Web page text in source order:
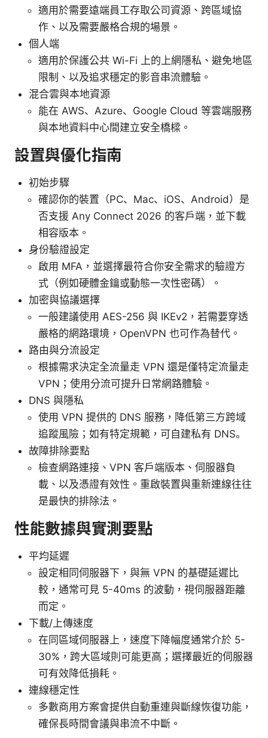
適用於需要遠端員工存取公司資源、跨區域協
作、以及需要嚴格合規的場景。
個人端
適用於保護公共 Wi-Fi 上的上網隱私、避免地區
限制、以及追求穩定的影音串流體驗。
混合雲與本地資源
能在 AWS、Azure、Google Cloud 等雲端服務
與本地資料中心間建立安全橋樑。
設置與優化指南
初始步驟
確認你的裝置（PC、Mac、iOS、Android）是
否支援 Any Connect 2026 的客戶端，並下載
相容版本。
身份驗證設定
啟用 MFA，並選擇最符合你安全需求的驗證方
式（例如硬體金鑰或動態一次性密碼）。
加密與協議選擇
一般建議使用 AES-256 與 IKEv2，若需要穿透
嚴格的網路環境，OpenVPN 也可作為替代。
路由與分流設定
根據需求決定全流量走 VPN 還是僅特定流量走
VPN；使用分流可提升日常網路體驗。
DNS 與隱私
使用 VPN 提供的 DNS 服務，降低第三方跨域
追蹤風險；如有特定規範，可自建私有 DNS。
故障排除要點
檢查網路連接、VPN 客戶端版本、伺服器負
載、以及憑證有效性。重啟裝置與重新連線往往
是最快的排除法。
性能數據與實測要點
平均延遲
設定相同伺服器下，與無 VPN 的基礎延遲比
較，通常可見 5-40ms 的波動，視伺服器距離
而定。
下載/上傳速度
在同區域伺服器上，速度下降幅度通常介於 5-
30%，跨大區域則可能更高；選擇最近的伺服器
可有效降低損耗。
連線穩定性
多數商用方案會提供自動重連與斷線恢復功能，
確保長時間會議與串流不中斷。